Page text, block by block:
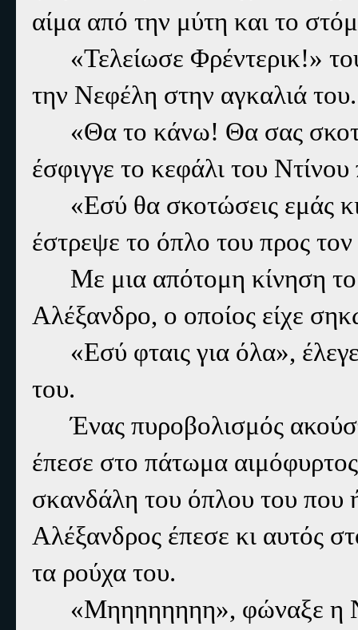
αίμα από την μύτη και το
«Τελείωσε Φρέντερικ!»
την Νεφέλη στην αγκαλιά
«Θα το κάνω! Θα σας
έσφιγγε το κεφάλι του
«Εσύ θα σκοτώσεις εμάς
έστρεψε το όπλο του προς
Με μια απότομη κίνηση
Αλέξανδρο, ο οποίος είχε
«Εσύ φταις για όλα»,
του.
Ένας πυροβολισμός
έπεσε στο πάτωμα
σκανδάλη του όπλου του που
Αλέξανδρος έπεσε κι αυτός
τα ρούχα του.
«Μηηηηηηηη», φώναξε η